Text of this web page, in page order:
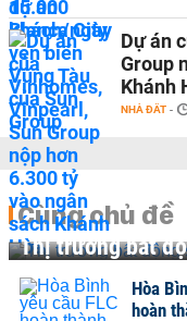
Dự án
Group
Khánh
NHÀ ĐẤT -
Cùng chủ đề
Thị trường bất
Hòa
hoàn